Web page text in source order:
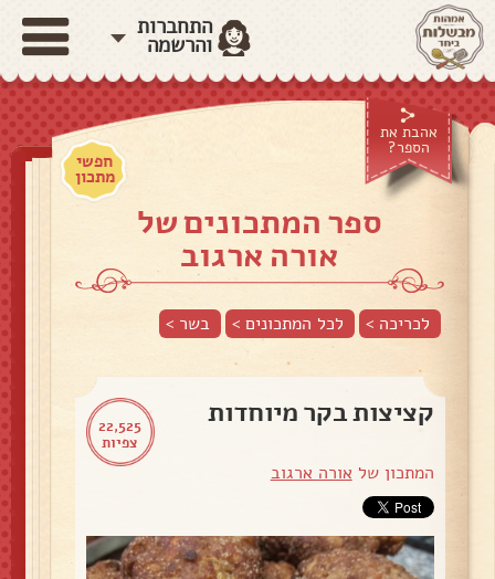
התחברות
והרשמה
אהבת את
הספר?
חפשי
מתכון
ספר המתכונים של
אורה ארגוב
לכריכה > לכל המתכונים > בשר >
22,525
צפיות
קציצות בקר מיוחדות
המתכון של אורה ארגוב